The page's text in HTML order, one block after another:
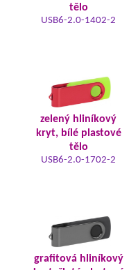
tělo
USB6-2.0-1402-2
zelený hliníkový
kryt, bílé plastové
tělo
USB6-2.0-1702-2
grafitová hliníkový